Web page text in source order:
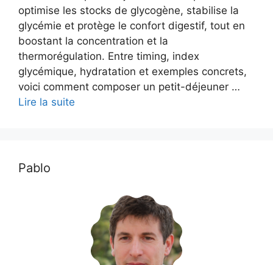
optimise les stocks de glycogène, stabilise la
glycémie et protège le confort digestif, tout en
boostant la concentration et la
thermorégulation. Entre timing, index
glycémique, hydratation et exemples concrets,
voici comment composer un petit-déjeuner …
Lire la suite
Pablo